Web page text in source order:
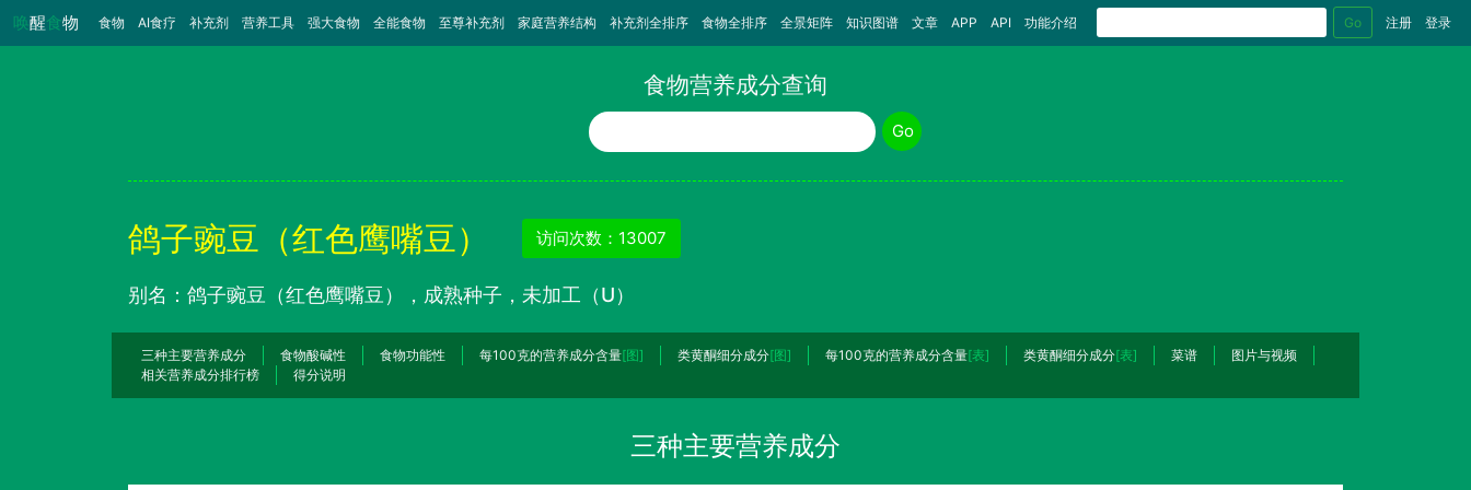
唤醒食物 食物 （当前）
AI食疗 补充剂 营养工具 强大食物 全能食物 至尊补充剂 家庭营养结构 补充剂全排序 食物全排序 全景矩阵 知识图谱 文章 APP API 功能介绍 Go 注册 登录
食物营养成分查询
食物名称
Go
鸽子豌豆（红色鹰嘴豆） 访问次数：13007
别名：鸽子豌豆（红色鹰嘴豆），成熟种子，未加工（U）
三种主要营养成分 食物酸碱性 食物功能性 每100克的营养成分含量[图] 类黄酮细分成分[图] 每100克的营养成分含量[表] 类黄酮细分成分[表] 菜谱
图片与视频
相关营养成分排行榜
得分说明
三种主要营养成分